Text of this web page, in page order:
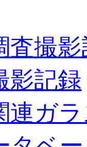
査撮
影記録
連ガ